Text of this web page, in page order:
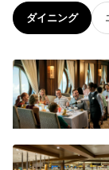
ダイニング